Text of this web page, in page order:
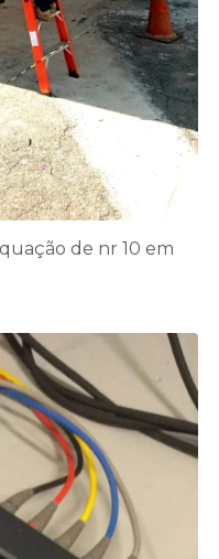
de nr 10 em